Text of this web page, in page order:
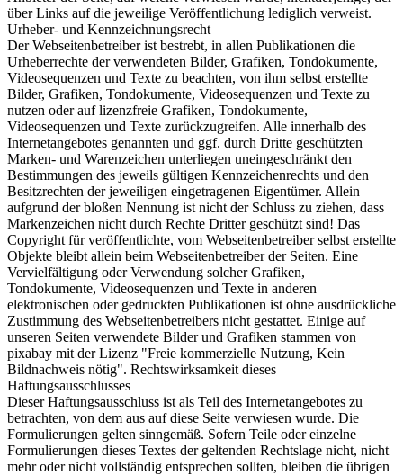
über Links auf die jeweilige Veröffentlichung lediglich verweist.
Urheber- und Kennzeichnungsrecht
Der Webseitenbetreiber ist bestrebt, in allen Publikationen die
Urheberrechte der verwendeten Bilder, Grafiken, Tondokumente,
Videosequenzen und Texte zu beachten, von ihm selbst erstellte
Bilder, Grafiken, Tondokumente, Videosequenzen und Texte zu
nutzen oder auf lizenzfreie Grafiken, Tondokumente,
Videosequenzen und Texte zurückzugreifen. Alle innerhalb des
Internetangebotes genannten und ggf. durch Dritte geschützten
Marken- und Warenzeichen unterliegen uneingeschränkt den
Bestimmungen des jeweils gültigen Kennzeichenrechts und den
Besitzrechten der jeweiligen eingetragenen Eigentümer. Allein
aufgrund der bloßen Nennung ist nicht der Schluss zu ziehen, dass
Markenzeichen nicht durch Rechte Dritter geschützt sind! Das
Copyright für veröffentlichte, vom Webseitenbetreiber selbst erstellte
Objekte bleibt allein beim Webseitenbetreiber der Seiten. Eine
Vervielfältigung oder Verwendung solcher Grafiken,
Tondokumente, Videosequenzen und Texte in anderen
elektronischen oder gedruckten Publikationen ist ohne ausdrückliche
Zustimmung des Webseitenbetreibers nicht gestattet. Einige auf
unseren Seiten verwendete Bilder und Grafiken stammen von
pixabay mit der Lizenz "Freie kommerzielle Nutzung, Kein
Bildnachweis nötig". Rechtswirksamkeit dieses
Haftungsausschlusses
Dieser Haftungsausschluss ist als Teil des Internetangebotes zu
betrachten, von dem aus auf diese Seite verwiesen wurde. Die
Formulierungen gelten sinngemäß. Sofern Teile oder einzelne
Formulierungen dieses Textes der geltenden Rechtslage nicht, nicht
mehr oder nicht vollständig entsprechen sollten, bleiben die übrigen